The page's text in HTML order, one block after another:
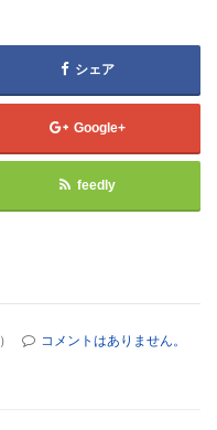
シェア
Google+
feedly
）
コメントはありません。